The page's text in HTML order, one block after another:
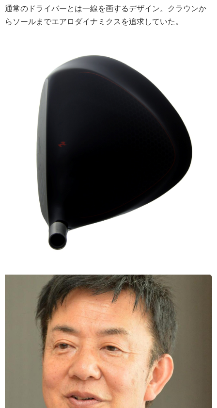
通常のドライバーとは一線を画するデザイン。クラウンか
らソールまでエアロダイナミクスを追求していた。